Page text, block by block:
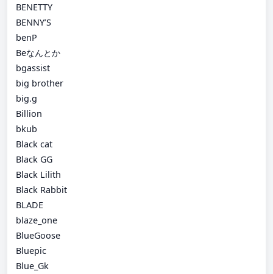
BENETTY
BENNY’S
benP
Beなんとか
bgassist
big brother
big.g
Billion
bkub
Black cat
Black GG
Black Lilith
Black Rabbit
BLADE
blaze_one
BlueGoose
Bluepic
Blue_Gk